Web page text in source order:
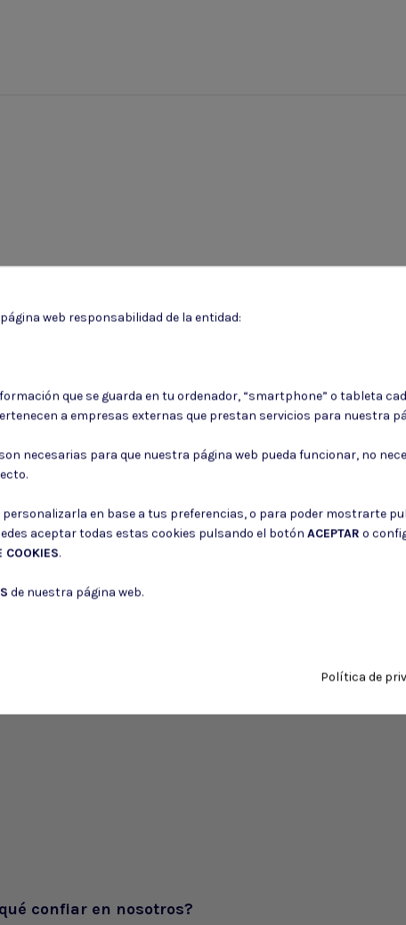
momento. Para ello, consulte nuestra información de contacto en el
mis datos para los fines indicados en la
Política de privacidad
mis datos personales para recibir publicidad de su entidad.
confiar en nosotros?
web responsabilidad de la entidad:
que se guarda en tu ordenador, “smartphone” o tableta
a empresas externas que prestan servicios para nuestra
necesarias para que nuestra página web pueda funcionar, no
en base a tus preferencias, o para poder mostrarte
aceptar todas estas cookies pulsando el botón ACEPTAR o
COOKIES.
de nuestra página web.
Política de